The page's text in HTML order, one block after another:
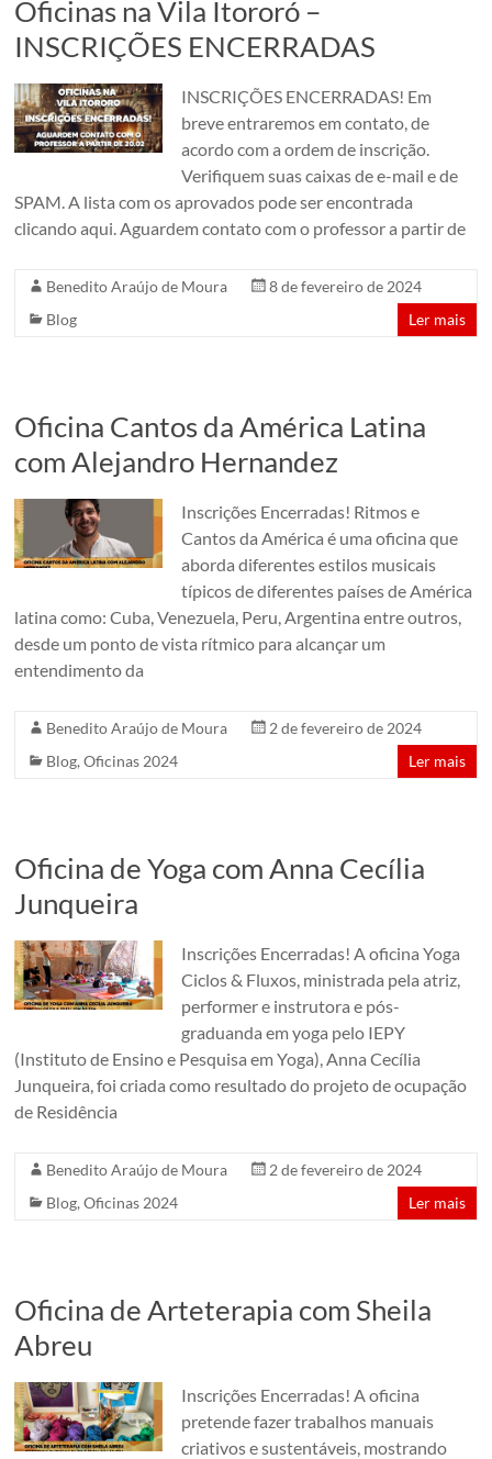
Oficinas na Vila Itororó –
INSCRIÇÕES ENCERRADAS
INSCRIÇÕES ENCERRADAS! Em
breve entraremos em contato, de
acordo com a ordem de inscrição.
Verifiquem suas caixas de e-mail e de
SPAM. A lista com os aprovados pode ser encontrada
clicando aqui. Aguardem contato com o professor a partir de
Benedito Araújo de Moura
8 de fevereiro de 2024
Blog
Ler mais
Oficina Cantos da América Latina
com Alejandro Hernandez
Inscrições Encerradas! Ritmos e
Cantos da América é uma oficina que
aborda diferentes estilos musicais
típicos de diferentes países de América
latina como: Cuba, Venezuela, Peru, Argentina entre outros,
desde um ponto de vista rítmico para alcançar um
entendimento da
Benedito Araújo de Moura
2 de fevereiro de 2024
Blog,Oficinas 2024 Ler mais
Oficina de Yoga com Anna Cecília
Junqueira
Inscrições Encerradas! A oficina Yoga
Ciclos & Fluxos, ministrada pela atriz,
performer e instrutora e pós-
graduanda em yoga pelo IEPY
(Instituto de Ensino e Pesquisa em Yoga), Anna Cecília
Junqueira, foi criada como resultado do projeto de ocupação
de Residência
Benedito Araújo de Moura
2 de fevereiro de 2024
Blog,Oficinas 2024 Ler mais
Oficina de Arteterapia com Sheila
Abreu
Inscrições Encerradas! A oficina
pretende fazer trabalhos manuais
criativos e sustentáveis, mostrando